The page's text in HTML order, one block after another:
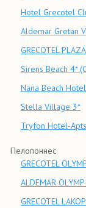
Hotel Grecotel
Aldemar Gretan
GRECOTEL
Sirens Beach 4*
Nana Beach
Stella Village 3*
Tryfon Hotel-
Пелопоннес
GRECOTEL
ALDEMAR
GRECOTEL